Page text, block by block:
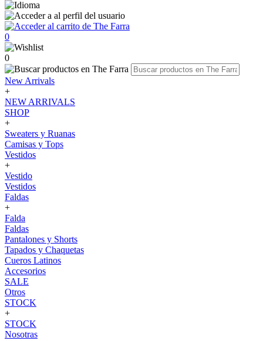
0
0
New Arrivals
+
NEW ARRIVALS
SHOP
+
Sweaters y Ruanas
Camisas y Tops
Vestidos
+
Vestido
Vestidos
Faldas
+
Falda
Faldas
Pantalones y Shorts
Tapados y Chaquetas
Cueros Latinos
Accesorios
SALE
Otros
STOCK
+
STOCK
Nosotras